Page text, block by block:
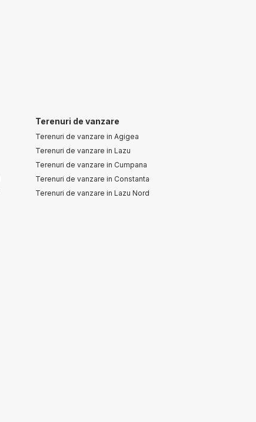
Terenuri de vanzare
Terenuri de vanzare in Agigea
Terenuri de vanzare in Lazu
Terenuri de vanzare in Cumpana
Terenuri de vanzare in Constanta
Terenuri de vanzare in Lazu Nord